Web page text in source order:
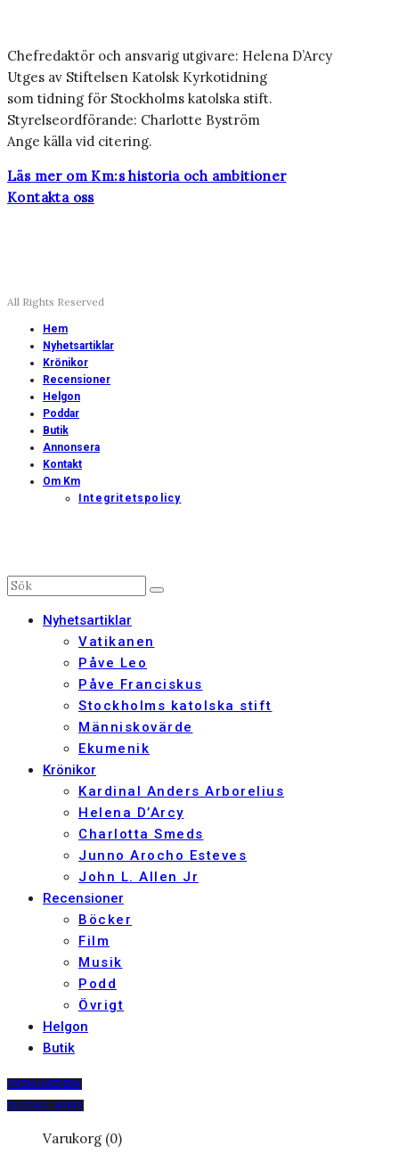
Chefredaktör och ansvarig utgivare: Helena D’Arcy
Utges av Stiftelsen Katolsk Kyrkotidning
som tidning för Stockholms katolska stift.
Styrelseordförande: Charlotte Byström
Ange källa vid citering.
Läs mer om Km:s historia och ambitioner
Kontakta oss
All Rights Reserved
Hem
Nyhetsartiklar
Krönikor
Recensioner
Helgon
Poddar
Butik
Annonsera
Kontakt
Om Km
Integritetspolicy
Nyhetsartiklar
Vatikanen
Påve Leo
Påve Franciskus
Stockholms katolska stift
Människovärde
Ekumenik
Krönikor
Kardinal Anders Arborelius
Helena D’Arcy
Charlotta Smeds
Junno Arocho Esteves
John L. Allen Jr
Recensioner
Böcker
Film
Musik
Podd
Övrigt
Helgon
Butik
PRENUMERERA
DIGITALT ARKIV
Varukorg (0)